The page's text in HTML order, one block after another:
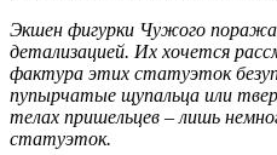
Экшен фигурки Чужого
детализацией. Их хочется
фактура этих статуэток
пупырчатые щупальца или
телах пришельцев – лишь
статуэток.